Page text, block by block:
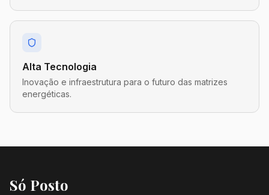
Alta Tecnologia
Inovação e infraestrutura para o futuro das matrizes
energéticas.
Só Posto